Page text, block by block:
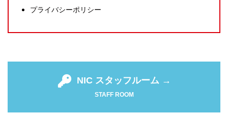
プライバシーポリシー
NIC スタッフルーム →
STAFF ROOM